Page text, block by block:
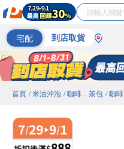
宅配 到店取貨
首頁 / 米油沖泡 / 咖啡．茶包 / 咖啡